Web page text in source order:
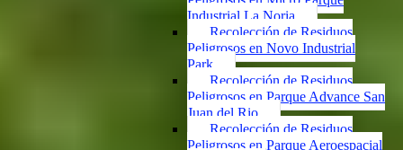
Industrial La Noria
Recolección de Residuos
Peligrosos en Novo Industrial
Park
Recolección de Residuos
Peligrosos en Parque Advance San
Juan del Rio
Recolección de Residuos
Peligrosos en Parque Aeroespacial